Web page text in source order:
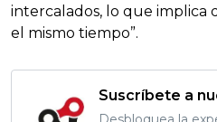
intercalados, lo que implica
el mismo tiempo”.
Suscríbete a